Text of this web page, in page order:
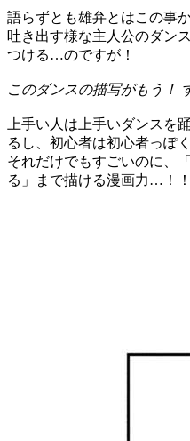
語らずとも雄弁とはこの事
吐き出す様な主人公のダン
つける…のですが！
このダンスの描写がもう！
上手い人は上手いダンスを
るし、初心者は初心者っぽ
それだけでもすごいのに、
る」まで描ける漫画力…！！